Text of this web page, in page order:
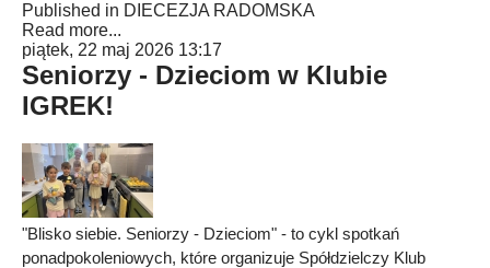
Published in DIECEZJA RADOMSKA
Read more...
piątek, 22 maj 2026 13:17
Seniorzy - Dzieciom w Klubie
IGREK!
"Blisko siebie. Seniorzy - Dzieciom" - to cykl spotkań
ponadpokoleniowych, które organizuje Spółdzielczy Klub